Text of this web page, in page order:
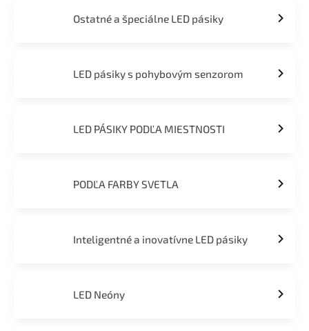
Ostatné a špeciálne LED pásiky
LED pásiky s pohybovým senzorom
LED PÁSIKY PODĽA MIESTNOSTI
PODĽA FARBY SVETLA
Inteligentné a inovatívne LED pásiky
LED Neóny